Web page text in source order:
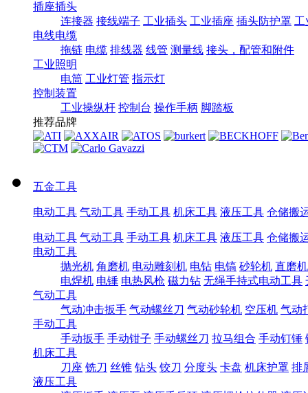
插座插头
连接器 接线端子 工业插头 工业插座 插头防护罩 工
电线电缆
拖链 电缆 排线器 线管 测量线 接头，配管和附件
工业照明
电筒 工业灯管 指示灯
控制装置
工业操纵杆 控制台 操作手柄 脚踏板
推荐品牌
五金工具
电动工具 气动工具 手动工具 机床工具 液压工具 仓储搬
电动工具 气动工具 手动工具 机床工具 液压工具 仓储搬
电动工具
抛光机 角磨机 电动雕刻机 电钻 电镐 砂轮机 直磨机
电焊机 电锤 电热风枪 磁力钻 无绳手持式电动工具
气动工具
气动冲击扳手 气动螺丝刀 气动砂轮机 空压机 气动
手动工具
手动扳手 手动钳子 手动螺丝刀 拉马组合 手动钉锤
机床工具
刀座 铣刀 丝锥 钻头 铰刀 分度头 卡盘 机床护罩 排
液压工具